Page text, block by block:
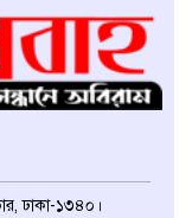
হালাল করতে
ফাঁসানোর অভিযোগ
সহ-
ঢাকা-১৩৪০।